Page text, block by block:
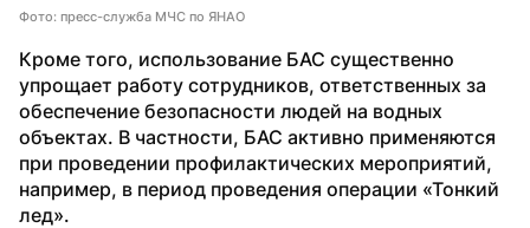
Фото: пресс-служба МЧС по ЯНАО
Кроме того, использование БАС существенно
упрощает работу сотрудников, ответственных за
обеспечение безопасности людей на водных
объектах. В частности, БАС активно применяются
при проведении профилактических мероприятий,
например, в период проведения операции «Тонкий
лед».